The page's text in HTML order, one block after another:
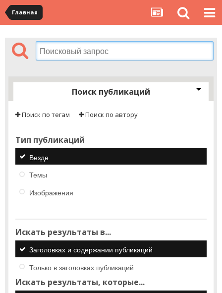
Главная
Поиск публикаций
Поиск по тегам Поиск по автору
Тип публикаций
Везде
Темы
Изображения
Искать результаты в...
Заголовках и содержании публикаций
Только в заголовках публикаций
Искать результаты, которые...